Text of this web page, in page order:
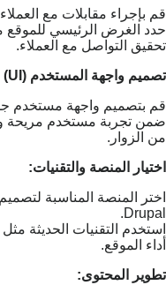
قم بإجراء مقابلات مع
حدد الغرض الرئيسي للموقع
تحقيق التواصل مع العملاء.
تصميم واجهة المستخدم (UI) وتجربة المستخدم (UX):
قم بتصميم واجهة مستخدم
ضمن تجربة مستخدم مريحة
من الزوار.
اختيار المنصة والتقنيات:
Drupal.
أداء الموقع.
تطوير المحتوى: